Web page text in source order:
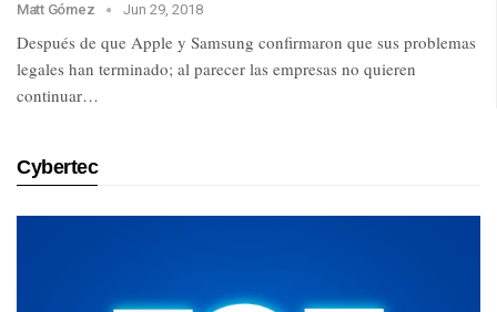
Matt Gómez Jun 29, 2018
Después de que Apple y Samsung confirmaron que sus problemas
legales han terminado; al parecer las empresas no quieren
continuar…
Cybertec